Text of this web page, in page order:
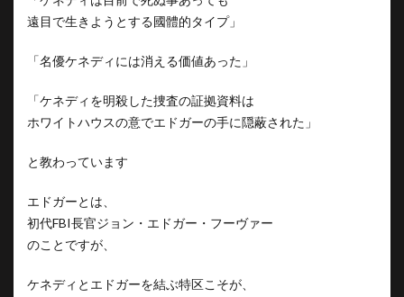
遠目で生きようとする國體的タイプ」
「名優ケネディには消える価値あった」
「ケネディを明殺した捜査の証拠資料は
ホワイトハウスの意でエドガーの手に隠蔽された」
と教わっています
エドガーとは、
初代FBI長官ジョン・エドガー・フーヴァー
のことですが、
ケネディとエドガーを結ぶ特区こそが、